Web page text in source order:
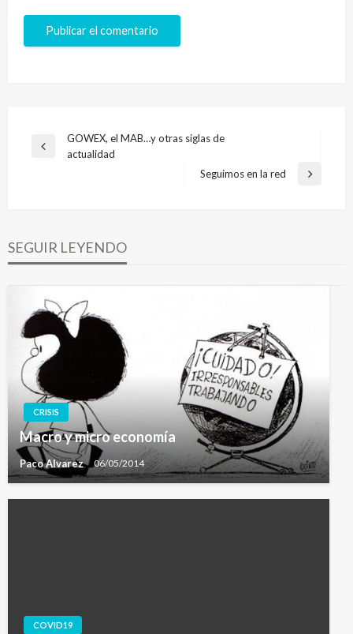
Navegación
Entrada
GOWEX, el MAB…y otras siglas de
actualidad
Entrada
Seguimos en la red
SEGUIR LEYENDO
CRISIS
Macro y micro economía
Paco Alvarez 06/05/2014
COVID19